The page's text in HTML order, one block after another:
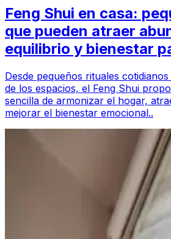
Feng Shui en casa:
que pueden atraer
equilibrio y bienestar
Desde pequeños rituales
de los espacios, el Feng Shui
sencilla de armonizar el hogar,
mejorar el bienestar emocional..